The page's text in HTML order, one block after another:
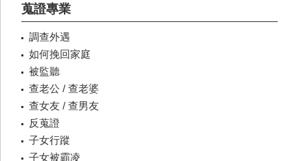
蒐證專業
調查外遇
如何挽回家庭
被監聽
查老公 / 查老婆
查女友 / 查男友
反蒐證
子女行蹤
子女被霸凌